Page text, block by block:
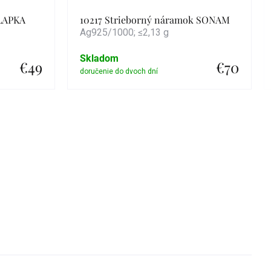
€49
10217 Strieborný náramok SONAM
Ag925/1000; ≤2,13 g
€70
Skladom